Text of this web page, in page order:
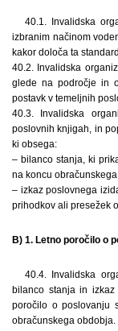
40.1. Invalidska
izbranim načinom
kakor določa ta standard.
40.2. Invalidska
glede na področje in
postavk v temeljnih
40.3. Invalidska
poslovnih knjigah, in
ki obsega:
– bilanco stanja, ki
na koncu
– izkaz poslovnega
prihodkov ali presežek
B) 1. Letno poročilo o
40.4. Invalidska
bilanco stanja in izkaz
poročilo o poslovanju
obračunskega obdobja.